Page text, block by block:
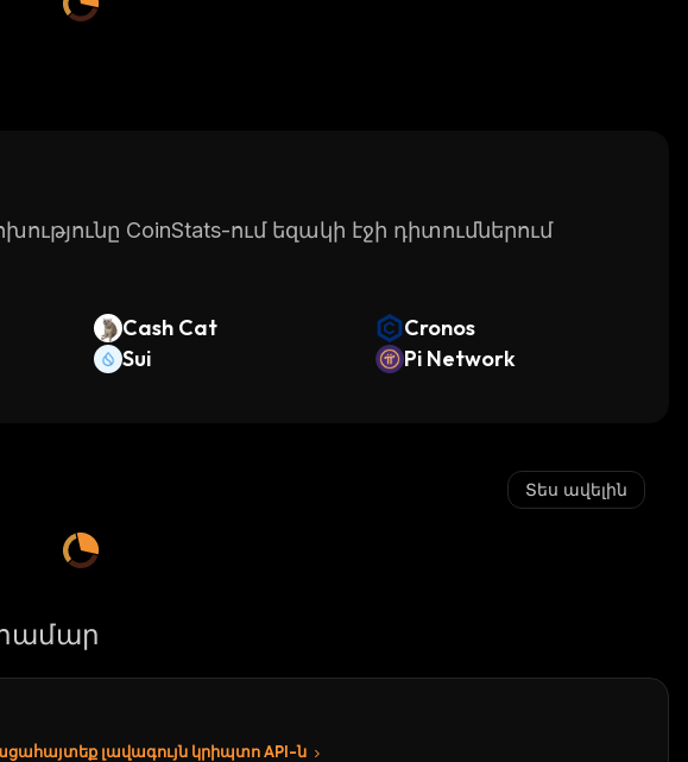
CoinStats-ում եզակի էջի դիտումներում
Cash Cat
Cronos
Sui Pi Network
Տես ավելին
լավագույն կրիպտո API-ն